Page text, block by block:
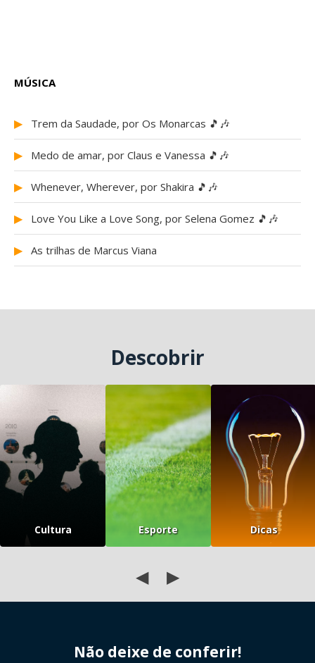
MÚSICA
▶ Trem da Saudade, por Os Monarcas 🎵🎶
▶ Medo de amar, por Claus e Vanessa 🎵🎶
▶ Whenever, Wherever, por Shakira 🎵🎶
▶ Love You Like a Love Song, por Selena Gomez 🎵🎶
▶ As trilhas de Marcus Viana
Descobrir
Cultura Esporte Dicas
◀ ▶
Não deixe de conferir!